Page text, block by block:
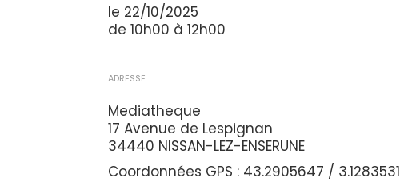
le 22/10/2025
de 10h00 à 12h00
ADRESSE
Mediatheque
17 Avenue de Lespignan
34440 NISSAN-LEZ-ENSERUNE
Coordonnées GPS : 43.2905647 / 3.1283531